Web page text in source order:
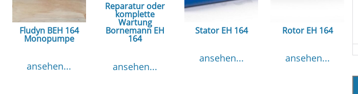
Fludyn BEH 164
Monopumpe
ansehen...
Reparatur oder
komplette
Wartung
Bornemann EH
164
ansehen...
Stator EH 164
ansehen...
Rotor EH 164
ansehen...